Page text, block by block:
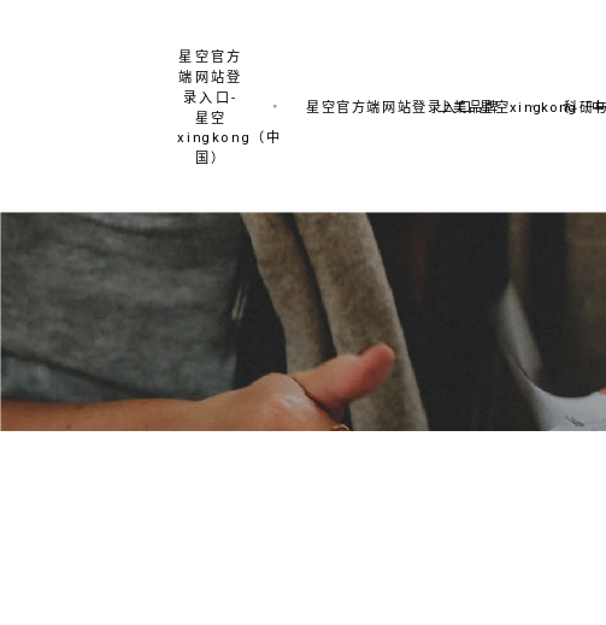
星空官方
端网站登
录入口-
星空
xingkong（中
国）
星空官方端网站登录入口-星空xingkong（
上美品牌 科研